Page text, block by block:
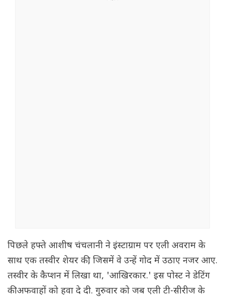
पिछले हफ्ते आशीष चंचलानी ने इंस्टाग्राम पर एली अवराम के
साथ एक तस्वीर शेयर की, जिसमें वे उन्हें गोद में उठाए नजर आए.
तस्वीर के कैप्शन में लिखा था, 'आखिरकार.' इस पोस्ट ने डेटिंग
की अफवाहों को हवा दे दी. गुरुवार को जब एली टी-सीरीज के